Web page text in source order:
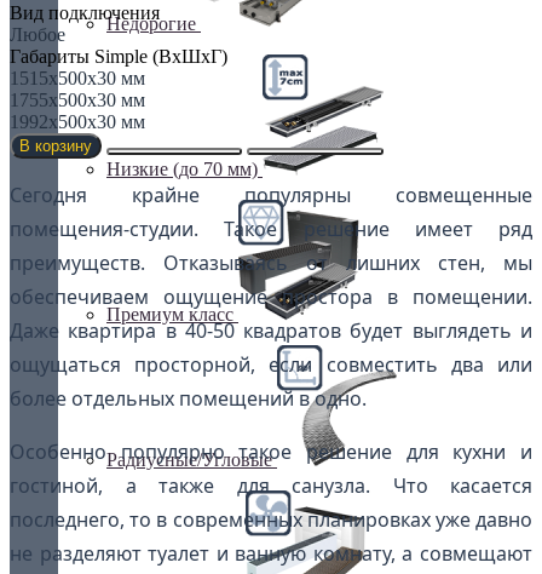
Недорогие
Низкие (до 70 мм)
Премиум класс
Радиусные/Угловые
Вид подключения
Любое
Габариты Simple (ВхШхГ)
1515х500х30 мм
1755х500х30 мм
1992х500х30 мм
В корзину
Сегодня крайне популярны совмещенные
помещения-студии. Такое решение имеет ряд
преимуществ. Отказываясь от лишних стен, мы
обеспечиваем ощущение простора в помещении.
Даже квартира в 40-50 квадратов будет выглядеть и
ощущаться просторной, если совместить два или
более отдельных помещений в одно.
Особенно популярно такое решение для кухни и
гостиной, а также для санузла. Что касается
последнего, то в современных планировках уже давно
не разделяют туалет и ванную комнату, а совмещают